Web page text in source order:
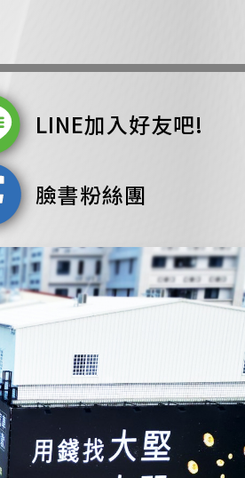
LINE加入好友吧!
臉書粉絲團